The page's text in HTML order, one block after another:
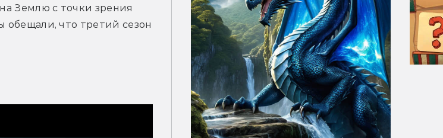
Землю с точки зрения
обещали, что третий сезон